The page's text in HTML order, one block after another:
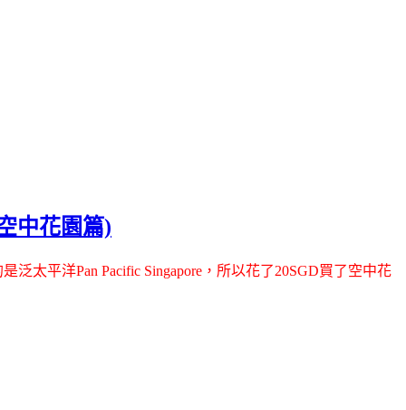
中花園篇)
太平洋Pan Pacific Singapore，所以花了20SGD買了空中花